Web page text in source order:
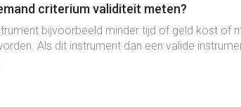
criterium validiteit meten?
bijvoorbeeld minder tijd of geld kost of
Als dit instrument dan een valide